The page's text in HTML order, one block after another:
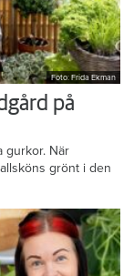
Foto: Frida Ekman
på
gurkor. När
grönt i den